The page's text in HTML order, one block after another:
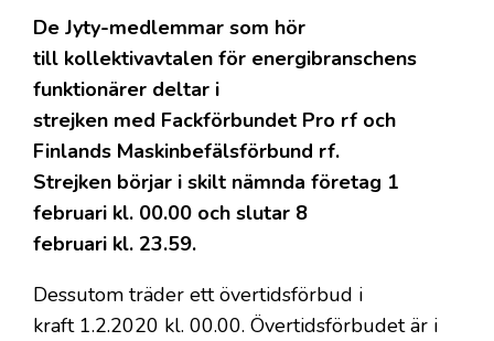
De Jyty-medlemmar som hör
till kollektivavtalen för energibranschens
funktionärer deltar i
strejken med Fackförbundet Pro rf och
Finlands Maskinbefälsförbund rf.
Strejken börjar i skilt nämnda företag 1
februari kl. 00.00 och slutar 8
februari kl. 23.59.
Dessutom träder ett övertidsförbud i
kraft 1.2.2020 kl. 00.00. Övertidsförbudet är i